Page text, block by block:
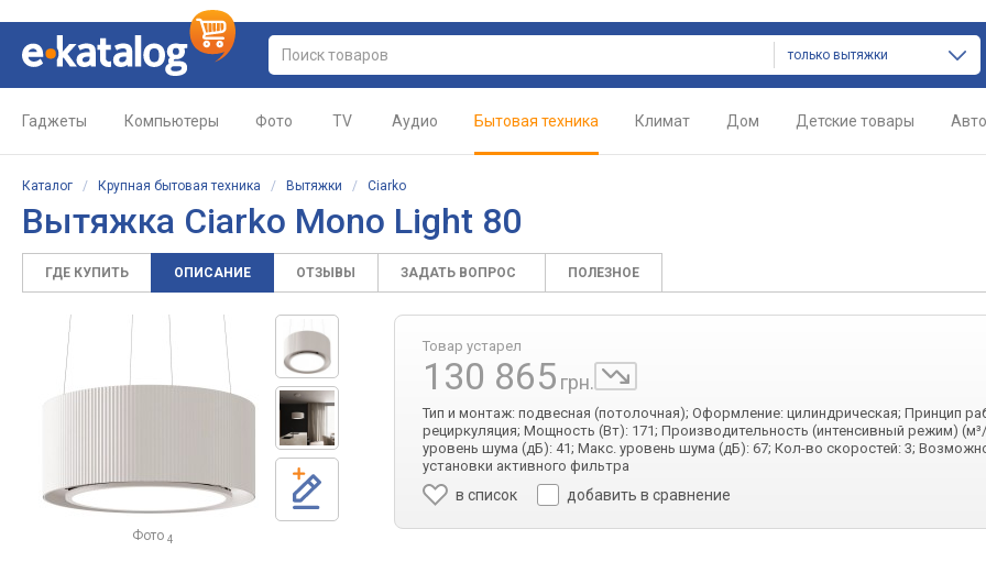
только вытяжки
Гаджеты Компьютеры Фото TV Аудио Бытовая техника Климат Дом Детские товары Авто
Каталог / Крупная бытовая техника / Вытяжки / Ciarko
Вытяжка Ciarko Mono Light 80
ГДЕ КУПИТЬ ОПИСАНИЕ ОТЗЫВЫ ЗАДАТЬ ВОПРОС ПОЛЕЗНОЕ
Фото 4
Товар устарел
130 865 грн.
Тип и монтаж: подвесная (потолочная); Оформление: цилиндрическая; Принцип
рециркуляция; Мощность (Вт): 171; Производительность (интенсивный режим)
уровень шума (дБ): 41; Макс. уровень шума (дБ): 67; Кол-во скоростей: 3;
установки активного фильтра
в список добавить в сравнение